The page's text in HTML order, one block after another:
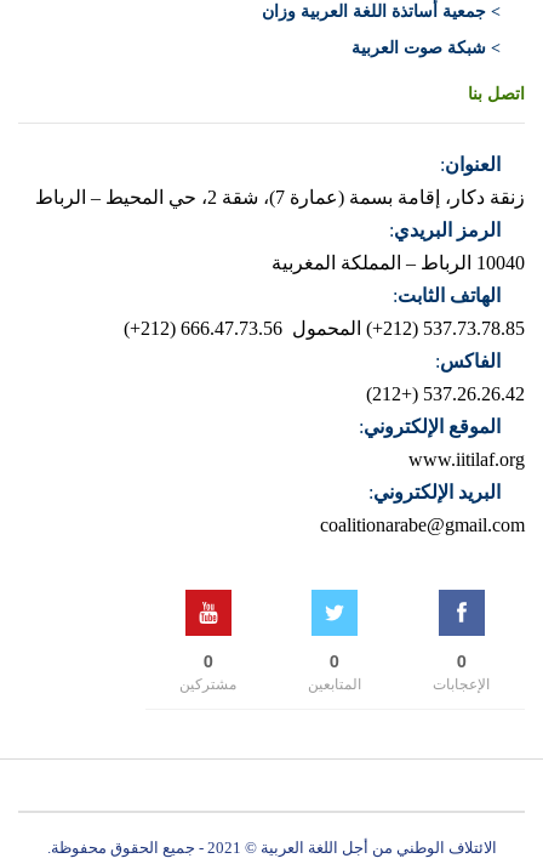
> جمعية أساتذة اللغة العربية وزان
> شبكة صوت العربية
اتصل بنا
العنوان:
زنقة دكار، إقامة بسمة (عمارة 7)، شقة 2، حي المحيط – الرباط
الرمز البريدي:
10040 الرباط – المملكة المغربية
الهاتف الثابت:
537.73.78.85 (212+)
المحمول 666.47.73.56 (212+)
الفاكس:
537.26.26.42 (+212)
الموقع الإلكتروني:
www.iitilaf.org
البريد الإلكتروني:
coalitionarabe@gmail.com
0
الإعجابات
0
المتابعين
0
مشتركين
الائتلاف الوطني من أجل اللغة العربية © 2021 - جميع الحقوق محفوظة.